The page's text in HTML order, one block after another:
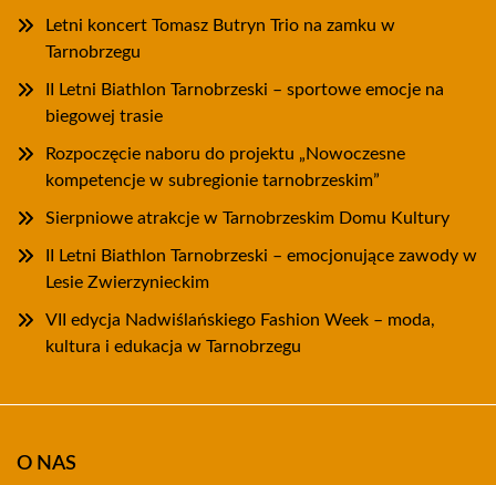
Letni koncert Tomasz Butryn Trio na zamku w
Tarnobrzegu
II Letni Biathlon Tarnobrzeski – sportowe emocje na
biegowej trasie
Rozpoczęcie naboru do projektu „Nowoczesne
kompetencje w subregionie tarnobrzeskim”
Sierpniowe atrakcje w Tarnobrzeskim Domu Kultury
II Letni Biathlon Tarnobrzeski – emocjonujące zawody w
Lesie Zwierzynieckim
VII edycja Nadwiślańskiego Fashion Week – moda,
kultura i edukacja w Tarnobrzegu
O NAS